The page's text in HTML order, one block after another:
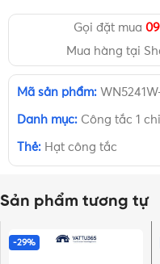
Gọi đặt mua
Mua hàng tại
Mã sản phẩm:
Danh mục: Công tắc 1
Thẻ: Hạt công tắc
Sản phẩm tương tự
-29%